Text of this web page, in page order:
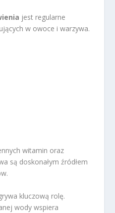
jest regularne
w owoce i warzywa.
witamin oraz
są doskonałym źródłem
kluczową rolę.
wody wspiera